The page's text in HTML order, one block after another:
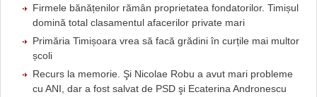
Firmele bănățenilor rămân proprietatea fondatorilor. Timișul
domină total clasamentul afacerilor private mari
Primăria Timișoara vrea să facă grădini în curțile mai multor
școli
Recurs la memorie. Şi Nicolae Robu a avut mari probleme
cu ANI, dar a fost salvat de PSD şi Ecaterina Andronescu